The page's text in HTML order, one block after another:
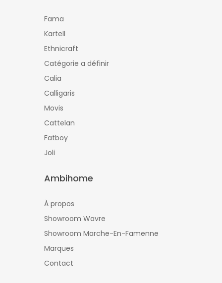
Fama
Kartell
Ethnicraft
Catégorie a définir
Calia
Calligaris
Movis
Cattelan
Fatboy
Joli
Ambihome
À propos
Showroom Wavre
Showroom Marche-En-Famenne
Marques
Contact